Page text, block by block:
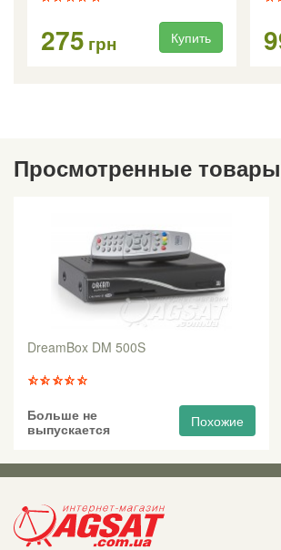
275 грн Купить
Просмотренные товары
DreamBox DM 500S
Больше не
выпускается
Похожие